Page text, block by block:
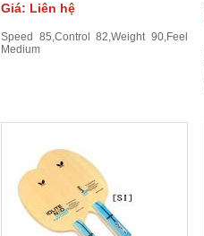
Giá: Liên hệ
Speed 85,Control 82,Weight 90,Feel
Medium